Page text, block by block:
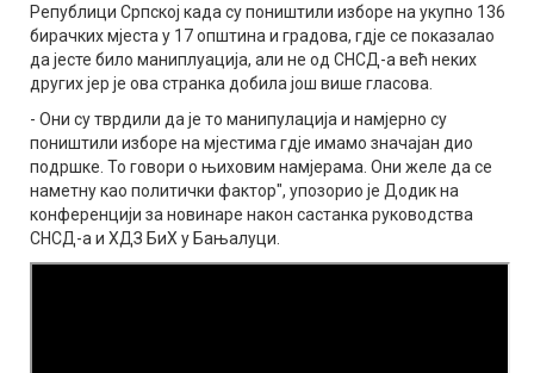
Републици Српској када су поништили изборе на укупно 136
бирачких мјеста у 17 општина и градова, гдје се показалао
да јесте било маниплуација, али не од СНСД-а већ неких
других јер је ова странка добила још више гласова.
- Они су тврдили да је то манипулација и намјерно су
поништили изборе на мјестима гдје имамо значајан дио
подршке. То говори о њиховим намјерама. Они желе да се
наметну као политички фактор", упозорио је Додик на
конференцији за новинаре након састанка руководства
СНСД-а и ХДЗ БиХ у Бањалуци.